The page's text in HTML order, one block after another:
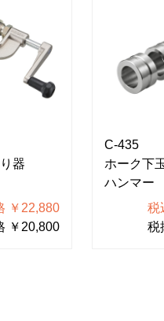
器
￥22,880
￥20,800
C-435
ホーク下
ハンマー
税
税